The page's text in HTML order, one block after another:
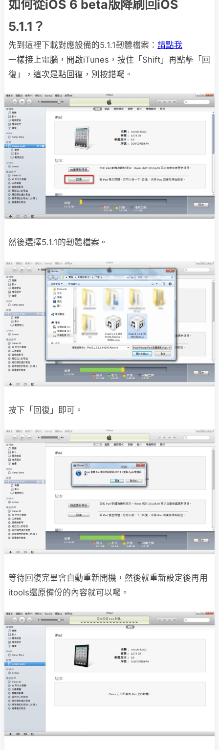
如何從iOS 6 beta版降刷回iOS
5.1.1？
先到這裡下載對應設備的5.1.1靭體檔案： 請點我
一樣接上電腦，開啟iTunes，按住「Shift」再點擊「回
復」，這次是點回復，別按錯囉。
然後選擇5.1.1的靭體檔案。
按下「回復」即可。
等待回復完畢會自動重新開機，然後就重新設定後再用
itools還原備份的內容就可以囉。